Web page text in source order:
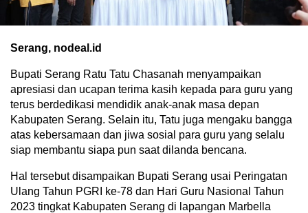
Serang, nodeal.id
Bupati Serang Ratu Tatu Chasanah menyampaikan
apresiasi dan ucapan terima kasih kepada para guru yang
terus berdedikasi mendidik anak-anak masa depan
Kabupaten Serang. Selain itu, Tatu juga mengaku bangga
atas kebersamaan dan jiwa sosial para guru yang selalu
siap membantu siapa pun saat dilanda bencana.
Hal tersebut disampaikan Bupati Serang usai Peringatan
Ulang Tahun PGRI ke-78 dan Hari Guru Nasional Tahun
2023 tingkat Kabupaten Serang di lapangan Marbella